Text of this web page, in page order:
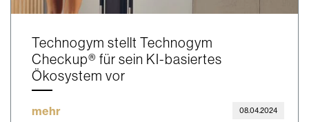
Technogym stellt Technogym
Checkup® für sein KI-basiertes
Ökosystem vor
mehr 08.04.2024